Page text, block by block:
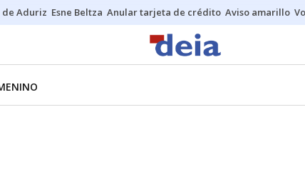
de Aduriz Esne Beltza Anular tarjeta de crédito Aviso amarillo